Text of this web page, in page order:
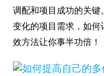
调配和项目成功的关
变化的项目需求，如
效方法让你事半功倍！